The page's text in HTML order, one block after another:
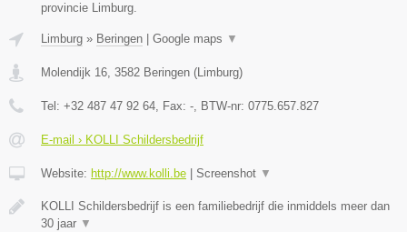
provincie Limburg.
Limburg » Beringen Google maps ▼
Molendijk 16, 3582 Beringen (Limburg)
Tel: +32 487 47 92 64, Fax: -, BTW-nr: 0775.657.827
E-mail › KOLLI Schildersbedrijf
Website: http://www.kolli.be Screenshot ▼
KOLLI Schildersbedrijf is een familiebedrijf die inmiddels meer dan
30 jaar ▼